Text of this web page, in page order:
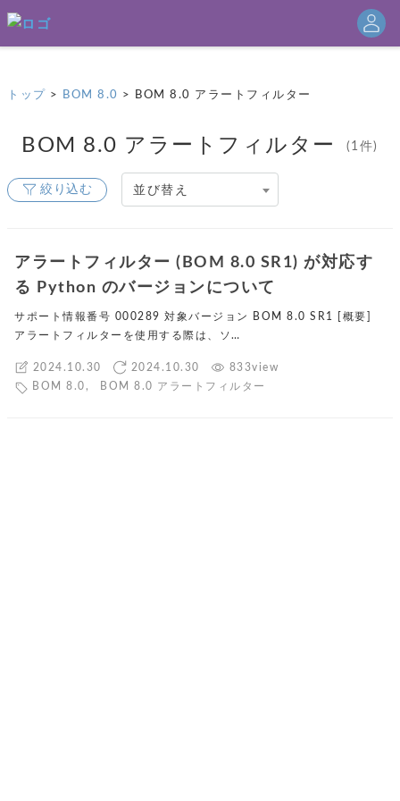
▶セイ・テクノロジーズ コーポレートサイトはこちら
トップ > BOM 8.0 > BOM 8.0 アラートフィルター
BOM 8.0 アラートフィルター (1件)
絞り込む 並び替え
アラートフィルター (BOM 8.0 SR1) が対応す
る Python のバージョンについて
サポート情報番号 000289 対象バージョン BOM 8.0 SR1 [概要]
アラートフィルターを使用する際は、ソ…
2024.10.30 2024.10.30
833view
BOM 8.0 , BOM 8.0 アラートフィルター